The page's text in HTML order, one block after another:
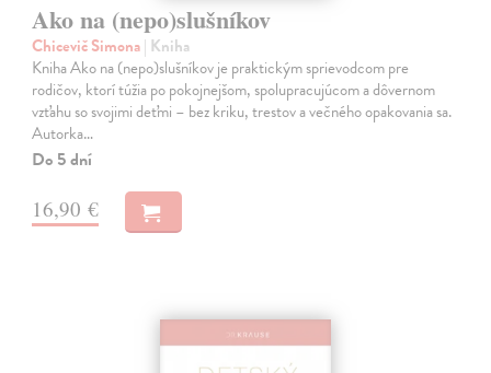
Ako na (nepo)slušníkov
Chicevič Simona| Kniha
Kniha Ako na (nepo)slušníkov je praktickým sprievodcom pre
rodičov, ktorí túžia po pokojnejšom, spolupracujúcom a dôvernom
vzťahu so svojimi deťmi – bez kriku, trestov a večného opakovania sa.
Autorka…
Do 5 dní
16,90 €